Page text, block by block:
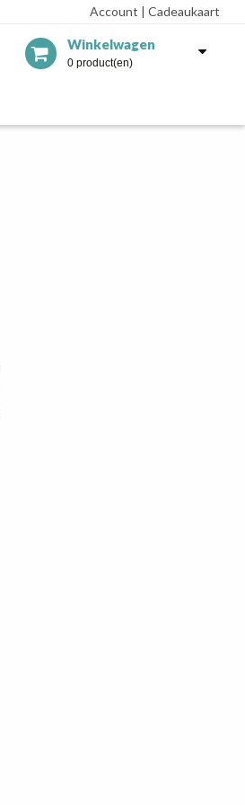
Account | Cadeaukaart
Winkelwagen
0 product(en)